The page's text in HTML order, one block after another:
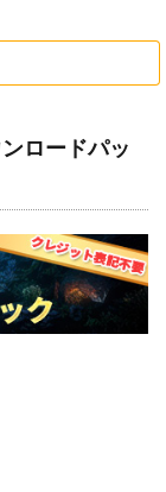
ロードパッ